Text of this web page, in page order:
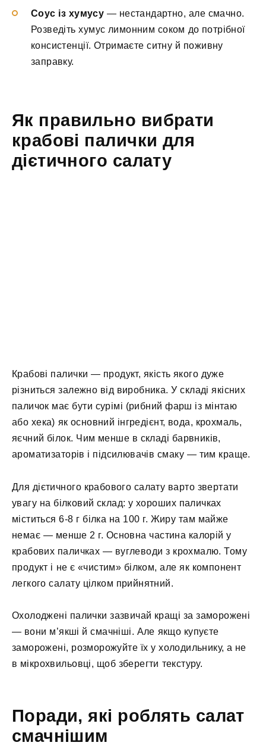
Соус із хумусу — нестандартно, але смачно.
Розведіть хумус лимонним соком до потрібної
консистенції. Отримаєте ситну й поживну
заправку.
Як правильно вибрати
крабові палички для
дієтичного салату
Крабові палички — продукт, якість якого дуже
різниться залежно від виробника. У складі якісних
паличок має бути сурімі (рибний фарш із мінтаю
або хека) як основний інгредієнт, вода, крохмаль,
яєчний білок. Чим менше в складі барвників,
ароматизаторів і підсилювачів смаку — тим краще.
Для дієтичного крабового салату варто звертати
увагу на білковий склад: у хороших паличках
міститься 6-8 г білка на 100 г. Жиру там майже
немає — менше 2 г. Основна частина калорій у
крабових паличках — вуглеводи з крохмалю. Тому
продукт і не є «чистим» білком, але як компонент
легкого салату цілком прийнятний.
Охолоджені палички зазвичай кращі за заморожені
— вони м’якші й смачніші. Але якщо купуєте
заморожені, розморожуйте їх у холодильнику, а не
в мікрохвильовці, щоб зберегти текстуру.
Поради, які роблять салат
смачнішим